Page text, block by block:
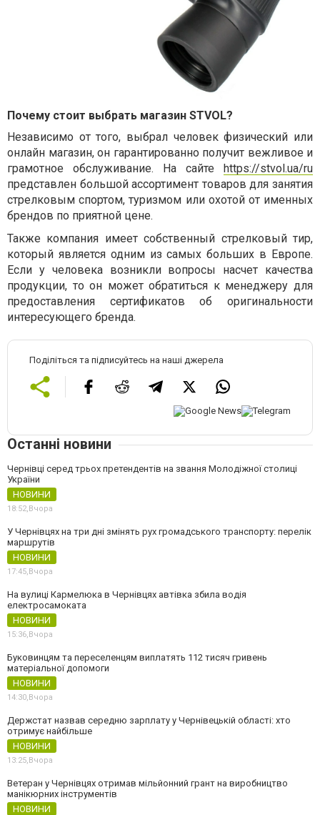
Почему стоит выбрать магазин STVOL?
Независимо от того, выбрал человек физический или
онлайн магазин, он гарантированно получит вежливое и
грамотное обслуживание. На сайте
https://stvol.ua/ru
представлен большой ассортимент товаров для занятия
стрелковым спортом, туризмом или охотой от именных
брендов по приятной цене.
Также компания имеет собственный стрелковый тир,
который является одним из самых больших в Европе.
Если у человека возникли вопросы насчет качества
продукции, то он может обратиться к менеджеру для
предоставления сертификатов об оригинальности
интересующего бренда.
Поділіться та підписуйтесь на наші джерела
Останні новини
Чернівці серед трьох претендентів на звання Молодіжної столиці
України
НОВИНИ
18:52,Вчора
У Чернівцях на три дні змінять рух громадського транспорту: перелік
маршрутів
НОВИНИ
17:45,Вчора
На вулиці Кармелюка в Чернівцях автівка збила водія
електросамоката
НОВИНИ
15:36,Вчора
Буковинцям та переселенцям виплатять 112 тисяч гривень
матеріальної допомоги
НОВИНИ
14:30,Вчора
Держстат назвав середню зарплату у Чернівецькій області: хто
отримує найбільше
НОВИНИ
13:25,Вчора
Ветеран у Чернівцях отримав мільйонний грант на виробництво
манікюрних інструментів
НОВИНИ